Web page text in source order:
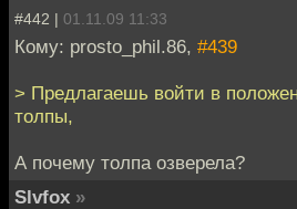
#442 | 01.11.09 11:33
Кому: prosto_phil.86, #439
> Предлагаешь войти в
толпы,
А почему толпа озверела?
Slvfox »